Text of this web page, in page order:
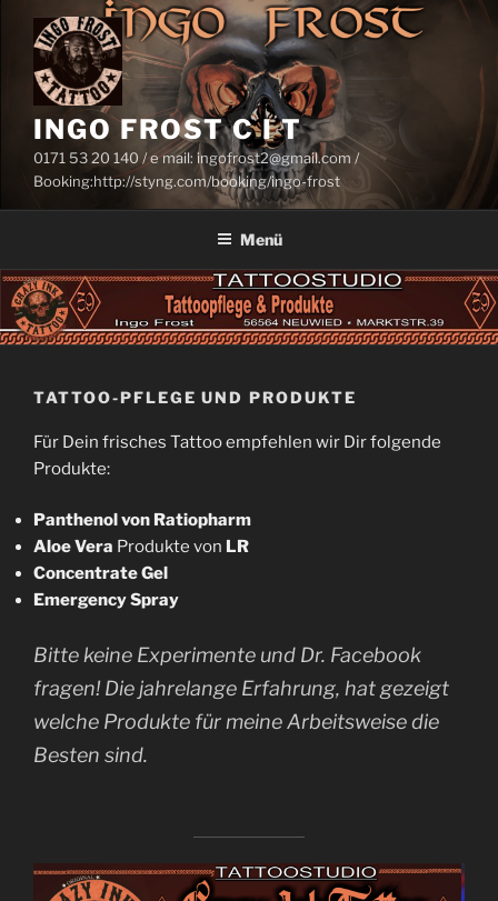
Inhalt
springen
INGO FROST C I T
0171 53 20 140 / e mail: ingofrost2@gmail.com /
Booking:http://styng.com/booking/ingo-frost
Menü
TATTOO-PFLEGE UND PRODUKTE
Für Dein frisches Tattoo empfehlen wir Dir folgende
Produkte:
Panthenol von Ratiopharm
Aloe Vera Produkte von LR
Concentrate Gel
Emergency Spray
Bitte keine Experimente und Dr. Facebook
fragen! Die jahrelange Erfahrung, hat gezeigt
welche Produkte für meine Arbeitsweise die
Besten sind.